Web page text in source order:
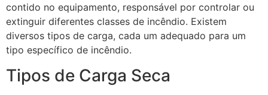
contido no equipamento, responsável por controlar ou
extinguir diferentes classes de incêndio. Existem
diversos tipos de carga, cada um adequado para um
tipo específico de incêndio.
Tipos de Carga Seca